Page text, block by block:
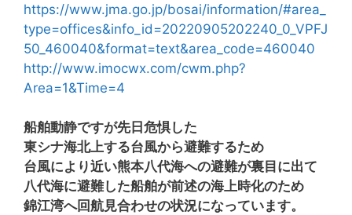
https://www.jma.go.jp/bosai/information/#area_
type=offices&info_id=20220905202240_0_VPFJ
50_460040&format=text&area_code=460040
http://www.imocwx.com/cwm.php?
Area=1&Time=4
船舶動静ですが先日危惧した
東シナ海北上する台風から避難するため
台風により近い熊本八代海への避難が裏目に出て
八代海に避難した船舶が前述の海上時化のため
錦江湾へ回航見合わせの状況になっています。